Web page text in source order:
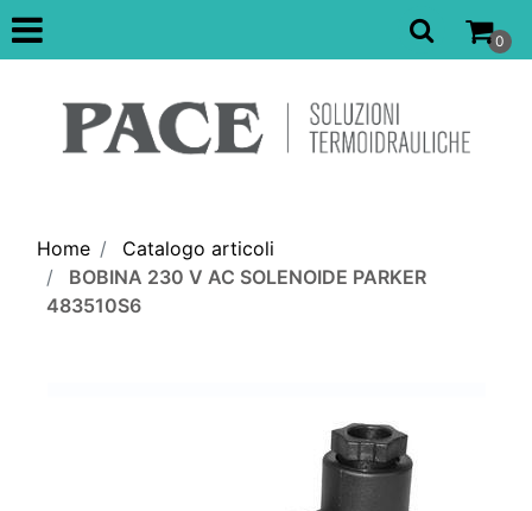
Open
0
Home
Catalogo articoli
BOBINA 230 V AC SOLENOIDE PARKER
483510S6